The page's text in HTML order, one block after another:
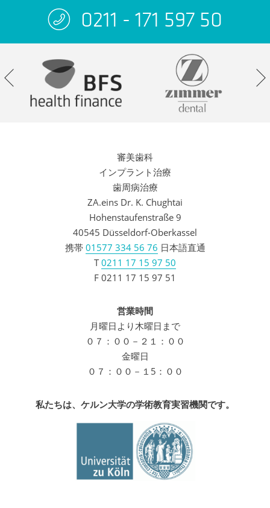
0211 - 171 597 50
審美歯科
インプラント治療
歯周病治療
ZA.eins Dr. K. Chughtai
Hohenstaufenstraße 9
40545 Düsseldorf-Oberkassel
携帯 01577 334 56 76 日本語直通
T0211 17 15 97 50
F 0211 17 15 97 51
営業時間
月曜日より木曜日まで
０７：００－２１：００
金曜日
０７：００－１5：００
私たちは、ケルン大学の学術教育実習機関です。